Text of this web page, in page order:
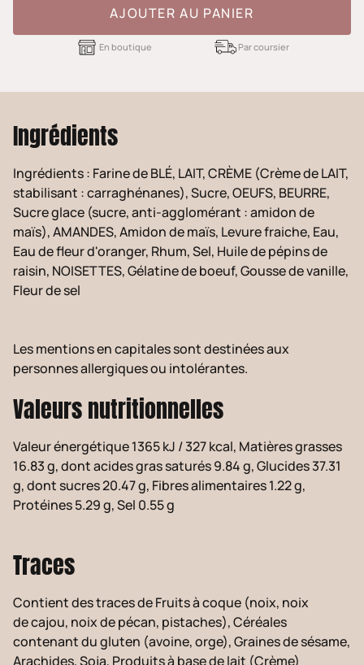
AJOUTER AU PANIER
En boutique Par coursier
Ingrédients
Ingrédients : Farine de BLÉ, LAIT, CRÈME (Crème de LAIT,
stabilisant : carraghénanes), Sucre, OEUFS, BEURRE,
Sucre glace (sucre, anti-agglomérant : amidon de
maïs), AMANDES, Amidon de maïs, Levure fraiche, Eau,
Eau de fleur d'oranger, Rhum, Sel, Huile de pépins de
raisin, NOISETTES, Gélatine de boeuf, Gousse de vanille,
Fleur de sel
Les mentions en capitales sont destinées aux
personnes allergiques ou intolérantes.
Valeurs nutritionnelles
Valeur énergétique 1365 kJ / 327 kcal, Matières grasses
16.83 g, dont acides gras saturés 9.84 g, Glucides 37.31
g, dont sucres 20.47 g, Fibres alimentaires 1.22 g,
Protéines 5.29 g, Sel 0.55 g
Traces
Contient des traces de Fruits à coque (noix, noix
de cajou, noix de pécan, pistaches), Céréales
contenant du gluten (avoine, orge), Graines de sésame,
Arachides, Soja, Produits à base de lait (Crème)